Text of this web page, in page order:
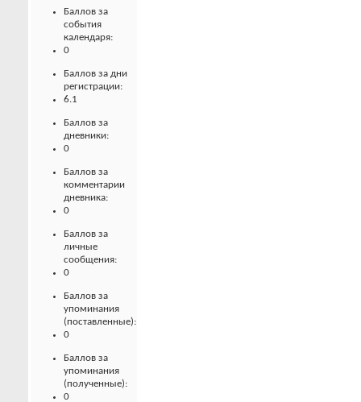
Баллов за
события
календаря:
0
Баллов за дни
регистрации:
6.1
Баллов за
дневники:
0
Баллов за
комментарии
дневника:
0
Баллов за
личные
сообщения:
0
Баллов за
упоминания
(поставленные):
0
Баллов за
упоминания
(полученные):
0